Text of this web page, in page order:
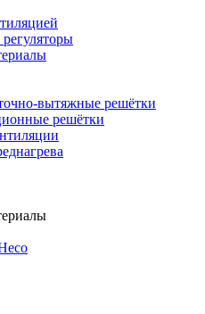
вытяжные решётки
решётки